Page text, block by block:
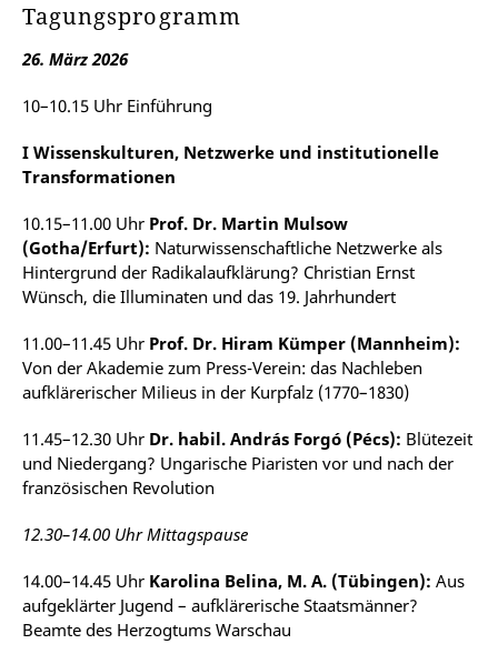
Tagungsprogramm
26. März 2026
10–10.15 Uhr Einführung
I Wissenskulturen, Netzwerke und institutionelle
Transformationen
10.15–11.00 Uhr Prof. Dr. Martin Mulsow
(Gotha/Erfurt): Naturwissenschaftliche Netzwerke als
Hintergrund der Radikalaufklärung? Christian Ernst
Wünsch, die Illuminaten und das 19. Jahrhundert
11.00–11.45 Uhr Prof. Dr. Hiram Kümper (Mannheim):
Von der Akademie zum Press-Verein: das Nachleben
aufklärerischer Milieus in der Kurpfalz (1770–1830)
11.45–12.30 Uhr Dr. habil. András Forgó (Pécs): Blütezeit
und Niedergang? Ungarische Piaristen vor und nach der
französischen Revolution
12.30–14.00 Uhr Mittagspause
14.00–14.45 Uhr Karolina Belina, M. A. (Tübingen): Aus
aufgeklärter Jugend – aufklärerische Staatsmänner?
Beamte des Herzogtums Warschau